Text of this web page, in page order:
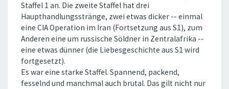
Staffel 1 an. Die zweite Staffel hat drei
Haupthandlungsstränge, zwei etwas dicker -- einmal
eine CIA Operation im Iran (Fortsetzung aus S1), zum
Anderen eine um russische Söldner in Zentralafrika --
eine etwas dünner (die Liebesgeschichte aus S1 wird
fortgesetzt).
Es war eine starke Staffel. Spannend, packend,
fesselnd und manchmal auch brutal. Das gilt nicht nur